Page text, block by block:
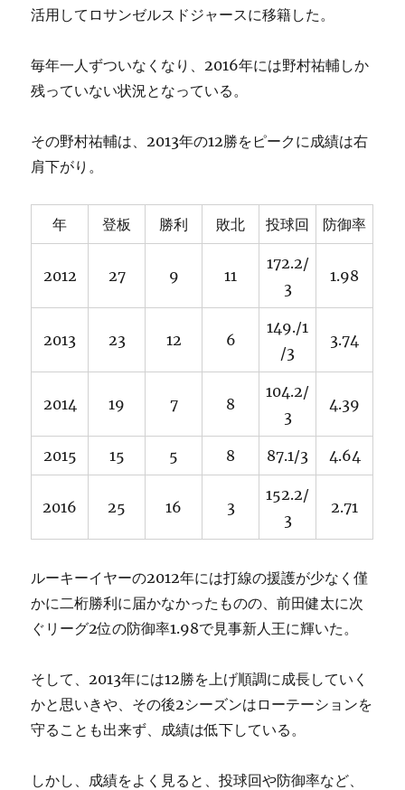
活用してロサンゼルスドジャースに移籍した。
毎年一人ずついなくなり、2016年には野村祐輔しか
残っていない状況となっている。
その野村祐輔は、2013年の12勝をピークに成績は右
肩下がり。
年 登板 勝利 敗北 投球回 防御率
2012 27 9 11
172.2/
3
1.98
2013 23 12 6
149./1
/3
3.74
2014 19 7 8
104.2/
3
4.39
2015 15 5 8 87.1/3 4.64
2016 25 16 3
152.2/
3
2.71
ルーキーイヤーの2012年には打線の援護が少なく僅
かに二桁勝利に届かなかったものの、前田健太に次
ぐリーグ2位の防御率1.98で見事新人王に輝いた。
そして、2013年には12勝を上げ順調に成長していく
かと思いきや、その後2シーズンはローテーションを
守ることも出来ず、成績は低下している。
しかし、成績をよく見ると、投球回や防御率など、